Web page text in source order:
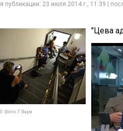
публикации: 23 июля 2014 г., 11:39 |
Фото: Г.Яари
"Цева